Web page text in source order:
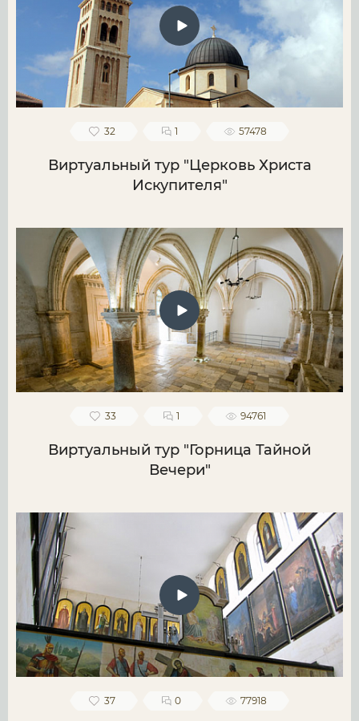
32 1 57478
Виртуальный тур "Церковь Христа
Искупителя"
33 1 94761
Виртуальный тур "Горница Тайной
Вечери"
37 0 77918